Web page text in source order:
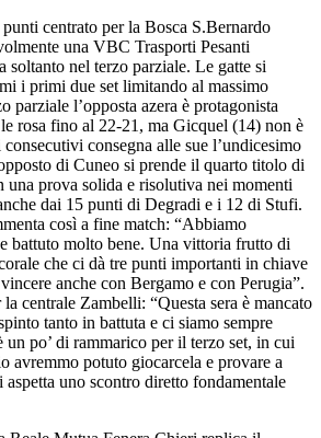
centrato per la Bosca S.Bernardo
una VBC Trasporti Pesanti
soltanto nel terzo parziale. Le gatte si
i primi due set limitando al massimo
parziale l’opposta azera è protagonista
rosa fino al 22-21, ma Gicquel (14) non è
consegna alle sue l’undicesimo
di Cuneo si prende il quarto titolo di
una prova solida e risolutiva nei momenti
dai 15 punti di Degradi e i 12 di Stufi.
così a fine match: “Abbiamo
battuto molto bene. Una vittoria frutto di
che ci dà tre punti importanti in chiave
anche con Bergamo e con Perugia”.
centrale Zambelli: “Questa sera è mancato
tanto in battuta e ci siamo sempre
un po’ di rammarico per il terzo set, in cui
avremmo potuto giocarcela e provare a
uno scontro diretto fondamentale